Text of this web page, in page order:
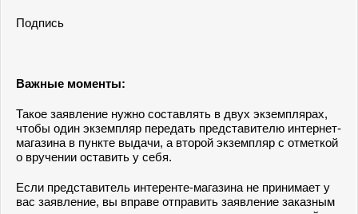
Подпись
Важные моменты:
Такое заявление нужно составлять в двух экземплярах,
чтобы один экземпляр передать представителю интернет-
магазина в пункте выдачи, а второй экземпляр с отметкой
о вручении оставить у себя.
Если представитель интеренте-магазина не принимает у
вас заявление, вы вправе отправить заявление заказным